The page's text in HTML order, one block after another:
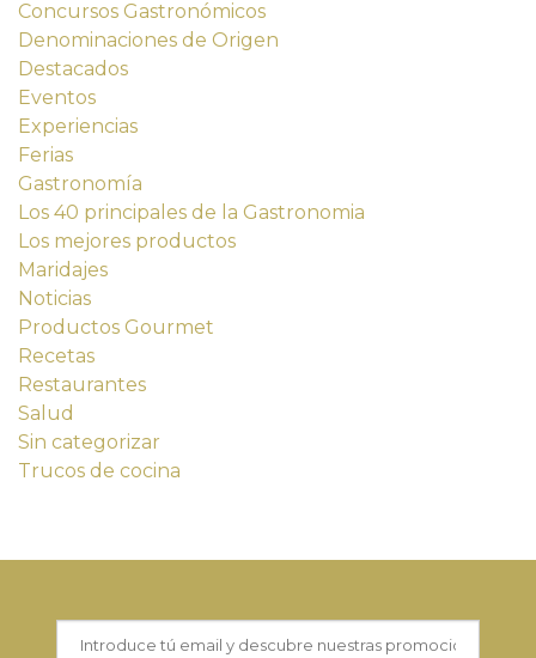
Concursos Gastronómicos
Denominaciones de Origen
Destacados
Eventos
Experiencias
Ferias
Gastronomía
Los 40 principales de la Gastronomia
Los mejores productos
Maridajes
Noticias
Productos Gourmet
Recetas
Restaurantes
Salud
Sin categorizar
Trucos de cocina